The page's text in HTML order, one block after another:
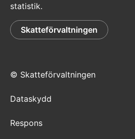
statistik.
Skatteförvaltningen
© Skatteförvaltningen
Dataskydd
Respons